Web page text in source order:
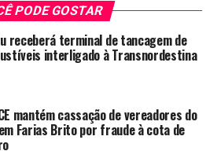
estiveram reunidos no
do Ceará sede local,
de Justiça Aureliano
providências do MP sobre a atual
PODE GOSTAR
receberá terminal de tancagem de
interligado à Transnordestina
mantém cassação de vereadores do
Farias Brito por fraude à cota de